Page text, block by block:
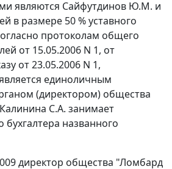
являются Сайфутдинов Ю.М. и
в размере 50 % уставного
протоколам общего
от 15.05.2006 N 1, от
от 23.05.2006 N 1,
единоличным
(директором) общества
С.А. занимает
бухгалтера названного
директор общества "Ломбард